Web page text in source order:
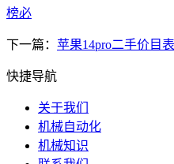
榜必
下一篇： 苹果14pro二手价目
快捷导航
关于我们
机械自动化
机械知识